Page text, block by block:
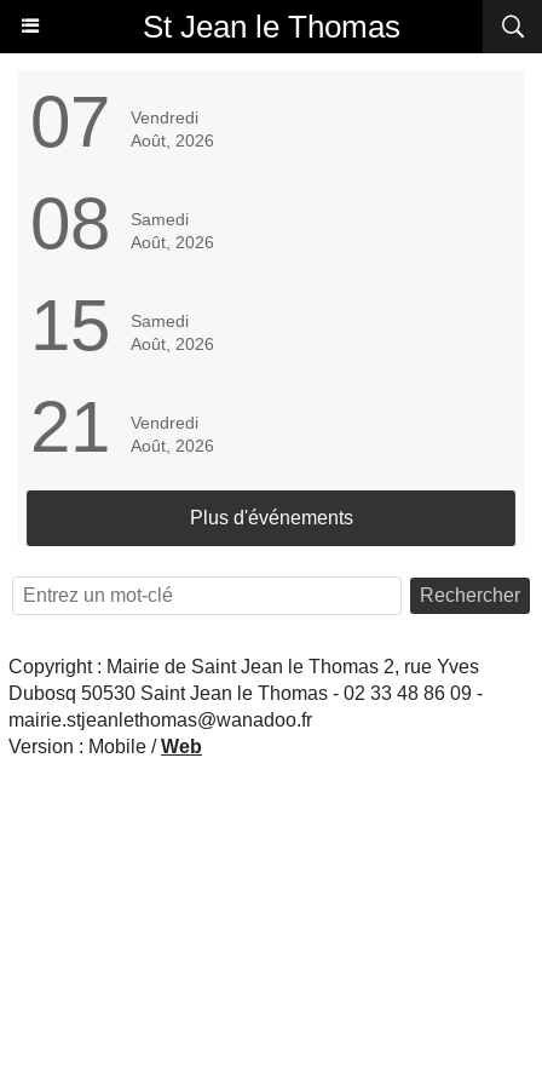
St Jean le Thomas
07
Vendredi
Août, 2026
08
Samedi
Août, 2026
15
Samedi
Août, 2026
21
Vendredi
Août, 2026
Plus d'événements
Rechercher
Copyright : Mairie de Saint Jean le Thomas 2, rue Yves
Dubosq 50530 Saint Jean le Thomas - 02 33 48 86 09 -
mairie.stjeanlethomas@wanadoo.fr
Version : Mobile /Web